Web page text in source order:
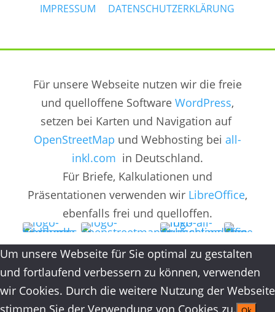
IMPRESSUM DATENSCHUTZERKLÄRUNG
Für unsere Webseite nutzen wir die freie
und quelloffene Software WordPress,
setzen bei Karten und Navigation auf
OpenStreetMap und Webhosting bei all-
inkl.com in Deutschland.
Für Briefe, Kalkulationen und
Präsentationen verwenden wir LibreOffice,
ebenfalls frei und quelloffen.
Um unsere Webseite für Sie optimal zu gestalten
und fortlaufend verbessern zu können, verwenden
wir Cookies. Durch die weitere Nutzung der Webseite
stimmen Sie der Verwendung von Cookies zu.